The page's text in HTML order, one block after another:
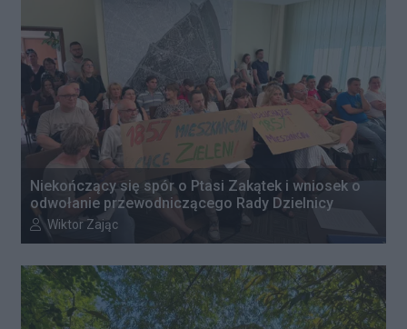
Niekończący się spór o Ptasi Zakątek i wniosek o
odwołanie przewodniczącego Rady Dzielnicy
Autor artykułu:
Wiktor Zając